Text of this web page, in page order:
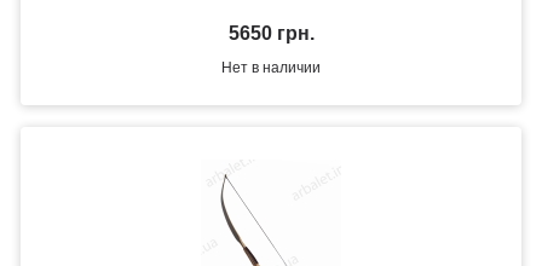
5650 грн.
Нет в наличии